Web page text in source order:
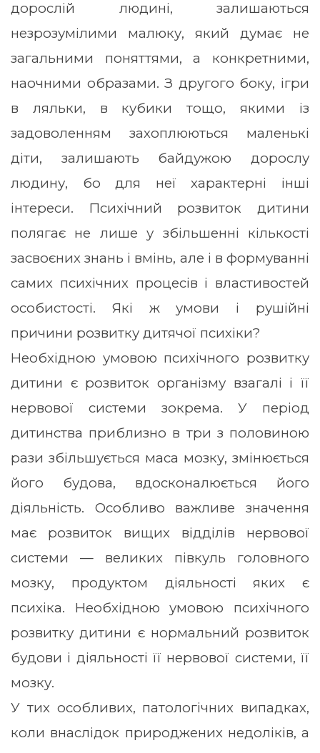
дорослій людині, залишаються
незрозумілими малюку, який думає не
загальними поняттями, а конкретними,
наочними образами. З другого боку, ігри
в ляльки, в кубики тощо, якими із
задоволенням захоплюються маленькі
діти, залишають байдужою дорослу
людину, бо для неї характерні інші
інтереси. Психічний розвиток дитини
полягає не лише у збільшенні кількості
засвоєних знань і вмінь, але і в формуванні
самих психічних процесів і властивостей
особистості. Які ж умови і рушійні
причини розвитку дитячої психіки?
Необхідною умовою психічного розвитку
дитини є розвиток організму взагалі і її
нервової системи зокрема. У період
дитинства приблизно в три з половиною
рази збільшується маса мозку, змінюється
його будова, вдосконалюється його
діяльність. Особливо важливе значення
має розвиток вищих відділів нервової
системи — великих півкуль головного
мозку, продуктом діяльності яких є
психіка. Необхідною умовою психічного
розвитку дитини є нормальний розвиток
будови і діяльності її нервової системи, її
мозку.
У тих особливих, патологічних випадках,
коли внаслідок природжених недоліків, а